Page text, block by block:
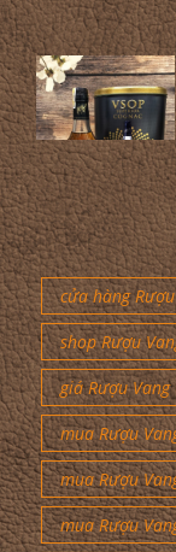
cửa hàng
shop Rượu
giá Rượu Vang
mua Rượu
mua Rượu
mua Rượu